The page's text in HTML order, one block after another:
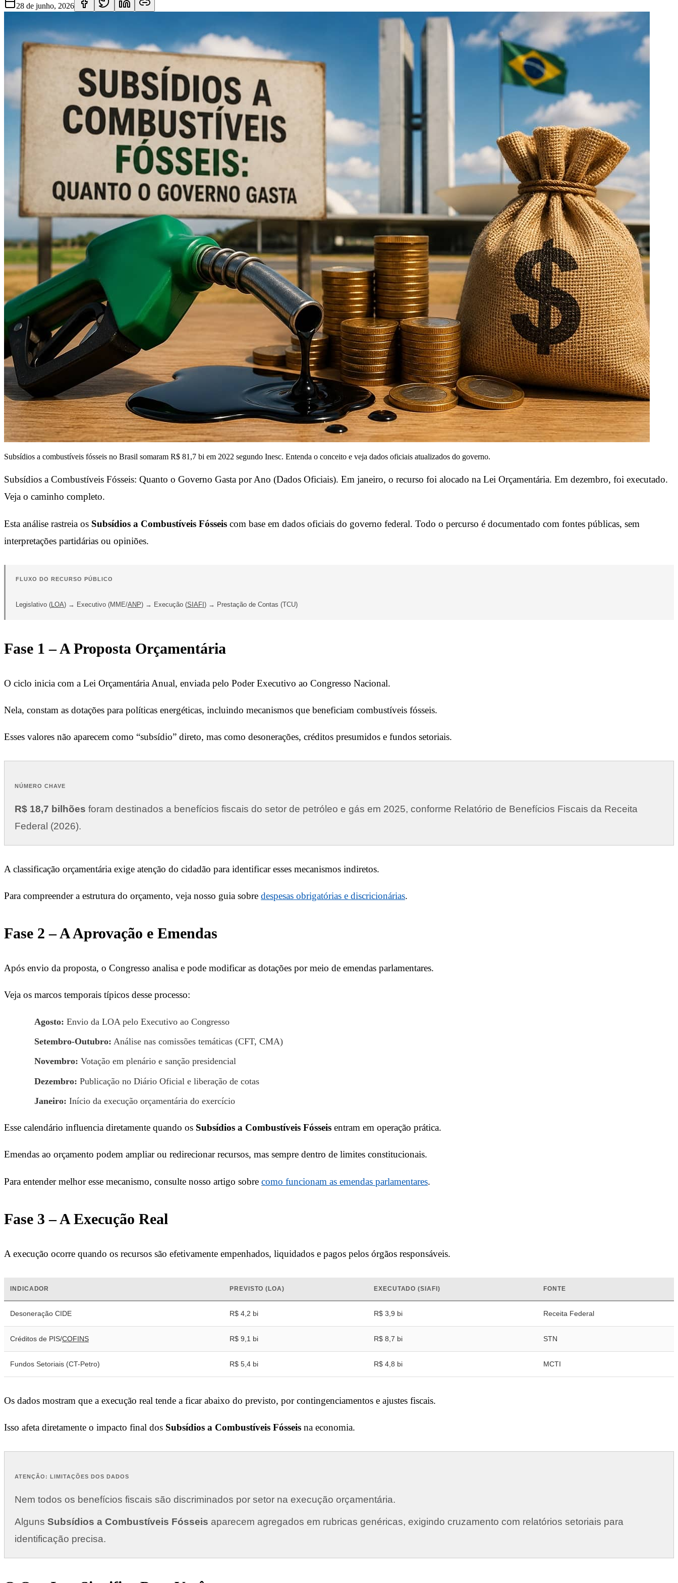
28 de junho, 2026
Subsídios a combustíveis fósseis no Brasil somaram R$ 81,7 bi em 2022 segundo Inesc. Entenda o conceito e veja dados oficiais atualizados do governo.
Subsídios a Combustíveis Fósseis: Quanto o Governo Gasta por Ano (Dados Oficiais). Em janeiro, o recurso foi alocado na Lei Orçamentária. Em dezembro, foi executado.
Veja o caminho completo.
Esta análise rastreia os Subsídios a Combustíveis Fósseis com base em dados oficiais do governo federal. Todo o percurso é documentado com fontes públicas, sem
interpretações partidárias ou opiniões.
FLUXO DO RECURSO PÚBLICO
Legislativo (LOA) → Executivo (MME/ANP) → Execução (SIAFI) → Prestação de Contas (TCU)
Fase 1 – A Proposta Orçamentária
O ciclo inicia com a Lei Orçamentária Anual, enviada pelo Poder Executivo ao Congresso Nacional.
Nela, constam as dotações para políticas energéticas, incluindo mecanismos que beneficiam combustíveis fósseis.
Esses valores não aparecem como “subsídio” direto, mas como desonerações, créditos presumidos e fundos setoriais.
NÚMERO CHAVE
R$ 18,7 bilhões foram destinados a benefícios fiscais do setor de petróleo e gás em 2025, conforme Relatório de Benefícios Fiscais da Receita
Federal (2026).
A classificação orçamentária exige atenção do cidadão para identificar esses mecanismos indiretos.
Para compreender a estrutura do orçamento, veja nosso guia sobre despesas obrigatórias e discricionárias.
Fase 2 – A Aprovação e Emendas
Após envio da proposta, o Congresso analisa e pode modificar as dotações por meio de emendas parlamentares.
Veja os marcos temporais típicos desse processo:
Agosto: Envio da LOA pelo Executivo ao Congresso
Setembro-Outubro: Análise nas comissões temáticas (CFT, CMA)
Novembro: Votação em plenário e sanção presidencial
Dezembro: Publicação no Diário Oficial e liberação de cotas
Janeiro: Início da execução orçamentária do exercício
Esse calendário influencia diretamente quando os Subsídios a Combustíveis Fósseis entram em operação prática.
Emendas ao orçamento podem ampliar ou redirecionar recursos, mas sempre dentro de limites constitucionais.
Para entender melhor esse mecanismo, consulte nosso artigo sobre como funcionam as emendas parlamentares.
Fase 3 – A Execução Real
A execução ocorre quando os recursos são efetivamente empenhados, liquidados e pagos pelos órgãos responsáveis.
INDICADOR PREVISTO (LOA) EXECUTADO (SIAFI) FONTE
Desoneração CIDE R$ 4,2 bi R$ 3,9 bi Receita Federal
Créditos de PIS/COFINS R$ 9,1 bi R$ 8,7 bi STN
Fundos Setoriais (CT-Petro) R$ 5,4 bi R$ 4,8 bi MCTI
Os dados mostram que a execução real tende a ficar abaixo do previsto, por contingenciamentos e ajustes fiscais.
Isso afeta diretamente o impacto final dos Subsídios a Combustíveis Fósseis na economia.
ATENÇÃO: LIMITAÇÕES DOS DADOS
Nem todos os benefícios fiscais são discriminados por setor na execução orçamentária.
Alguns Subsídios a Combustíveis Fósseis aparecem agregados em rubricas genéricas, exigindo cruzamento com relatórios setoriais para
identificação precisa.